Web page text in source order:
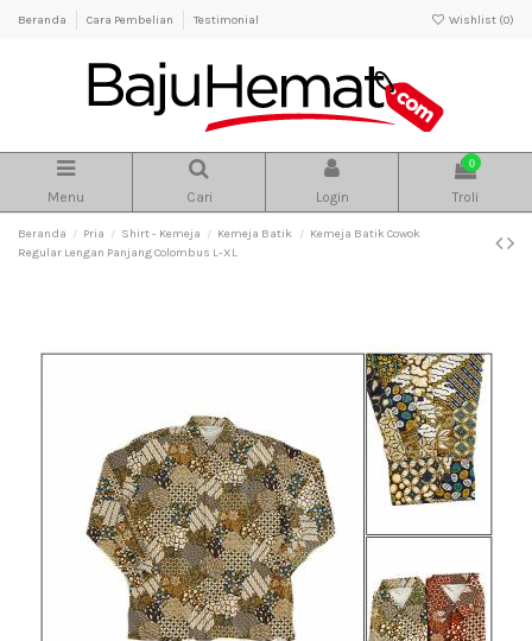
Beranda Cara Pembelian Testimonial Wishlist (0)
Menu Cari Login
0
Troli
Beranda Pria Shirt - Kemeja Kemeja Batik
Kemeja Batik Cowok
Regular Lengan Panjang Colombus L-XL